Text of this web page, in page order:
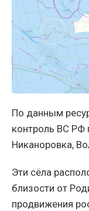
По данным
контроль ВС РФ
Никаноровка,
Эти сёла
близости от
продвижения